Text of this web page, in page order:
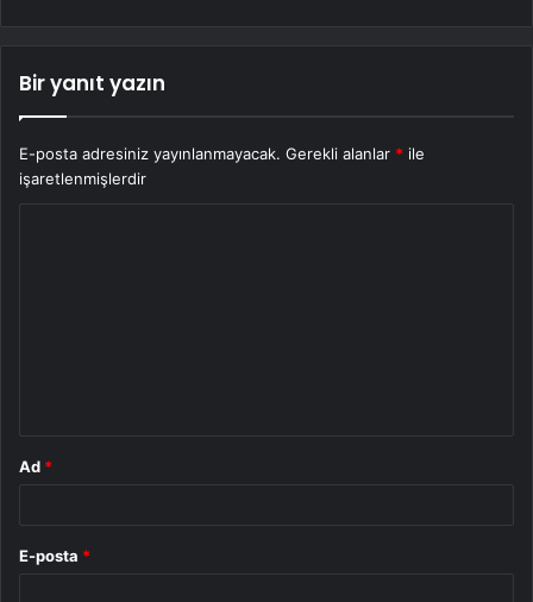
Bir yanıt yazın
E-posta adresiniz yayınlanmayacak. Gerekli alanlar * ile
işaretlenmişlerdir
Ad *
E-posta *